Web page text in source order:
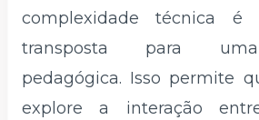
complexidade técnica é
transposta para
pedagógica. Isso permite
explore a interação